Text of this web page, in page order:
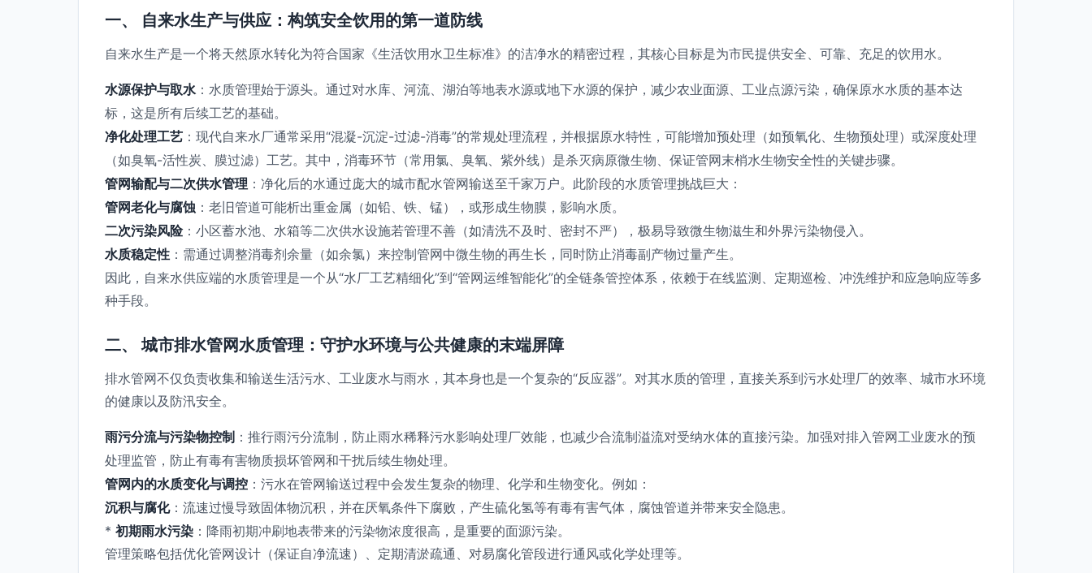
一、 自来水生产与供应：构筑安全饮用的第一道防线
自来水生产是一个将天然原水转化为符合国家《生活饮用水卫生标准》的洁净水的精密过程，其核心目标是为市民提供安全、可靠、充足的饮用水。
水源保护与取水：水质管理始于源头。通过对水库、河流、湖泊等地表水源或地下水源的保护，减少农业面源、工业点源污染，确保原水水质的基本达
标，这是所有后续工艺的基础。
净化处理工艺 ：现代自来水厂通常采用“混凝-沉淀-过滤-消毒”的常规处理流程，并根据原水特性，可能增加预处理（如预氧化、生物预处理）或深度处理
（如臭氧-活性炭、膜过滤）工艺。其中，消毒环节（常用氯、臭氧、紫外线）是杀灭病原微生物、保证管网末梢水生物安全性的关键步骤。
管网输配与二次供水管理 ：净化后的水通过庞大的城市配水管网输送至千家万户。此阶段的水质管理挑战巨大：
管网老化与腐蚀 ：老旧管道可能析出重金属（如铅、铁、锰），或形成生物膜，影响水质。
二次污染风险：小区蓄水池、水箱等二次供水设施若管理不善（如清洗不及时、密封不严），极易导致微生物滋生和外界污染物侵入。
水质稳定性 ：需通过调整消毒剂余量（如余氯）来控制管网中微生物的再生长，同时防止消毒副产物过量产生。
因此，自来水供应端的水质管理是一个从“水厂工艺精细化”到“管网运维智能化”的全链条管控体系，依赖于在线监测、定期巡检、冲洗维护和应急响应等多
种手段。
二、 城市排水管网水质管理：守护水环境与公共健康的末端屏障
排水管网不仅负责收集和输送生活污水、工业废水与雨水，其本身也是一个复杂的“反应器”。对其水质的管理，直接关系到污水处理厂的效率、城市水环境
的健康以及防汛安全。
雨污分流与污染物控制 ：推行雨污分流制，防止雨水稀释污水影响处理厂效能，也减少合流制溢流对受纳水体的直接污染。加强对排入管网工业废水的预
处理监管，防止有毒有害物质损坏管网和干扰后续生物处理。
管网内的水质变化与调控 ：污水在管网输送过程中会发生复杂的物理、化学和生物变化。例如：
沉积与腐化：流速过慢导致固体物沉积，并在厌氧条件下腐败，产生硫化氢等有毒有害气体，腐蚀管道并带来安全隐患。
* 初期雨水污染 ：降雨初期冲刷地表带来的污染物浓度很高，是重要的面源污染。
管理策略包括优化管网设计（保证自净流速）、定期清淤疏通、对易腐化管段进行通风或化学处理等。